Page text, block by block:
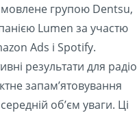
групою Dentsu,
Lumen за участю
Ads і Spotify.
результати для радіо
запам’ятовування
об’єм уваги. Ці